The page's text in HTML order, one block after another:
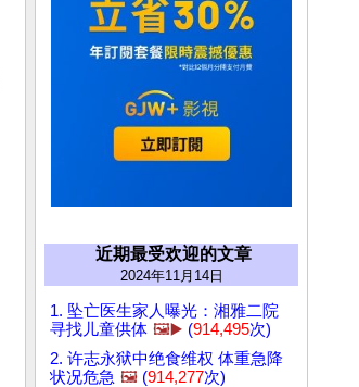
近期最受欢迎的文章
2024年11月14日
1. 坠亡医生家人曝光：湘雅二院
寻找儿童供体 🖼️▶️ (914,495次)
2. 许志永狱中绝食维权 体重急降
状况危急 🖼️ (914,277次)